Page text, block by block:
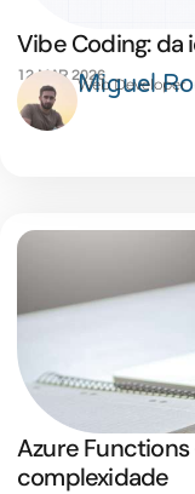
Vibe Coding:
12 MAR 2026Miguel
Web Developer
Azure
complexidade